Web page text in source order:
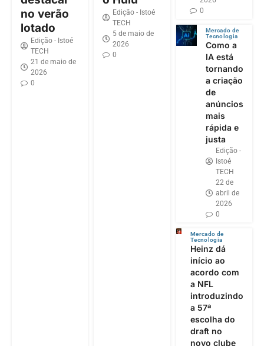
no verão
lotado
Edição - Istoé
TECH
21 de maio de
2026
0
Edição - Istoé
TECH
5 de maio de
2026
0
0
Mercado de
Tecnologia
Como a
IA está
tornando
a criação
de
anúncios
mais
rápida e
justa
Edição -
Istoé
TECH
22 de
abril de
2026
0
Mercado de
Tecnologia
Heinz dá
início ao
acordo com
a NFL
introduzindo
a 57ª
escolha do
draft no
novo clube